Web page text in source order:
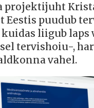
projektijuht
Eestis puudub
kuidas liigub laps
tervishoiu-,
vahel.